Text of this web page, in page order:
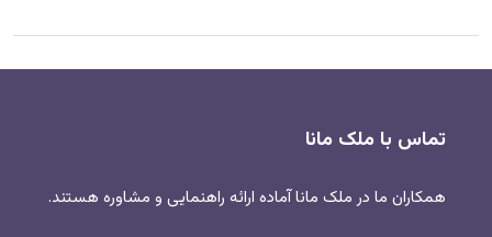
تماس با ملک مانا
همکاران ما در ملک مانا آماده ارائه راهنمایی و مشاوره هستند.